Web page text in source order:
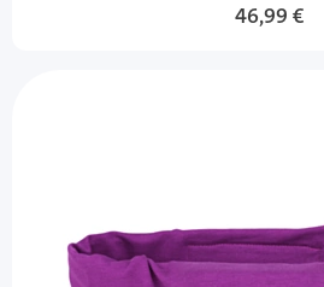
46,99 €